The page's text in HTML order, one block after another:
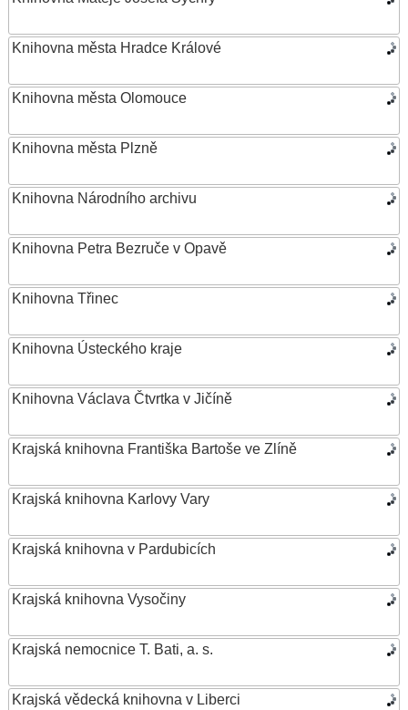
Knihovna města Hradce Králové
Knihovna města Olomouce
Knihovna města Plzně
Knihovna Národního archivu
Knihovna Petra Bezruče v Opavě
Knihovna Třinec
Knihovna Ústeckého kraje
Knihovna Václava Čtvrtka v Jičíně
Krajská knihovna Františka Bartoše ve Zlíně
Krajská knihovna Karlovy Vary
Krajská knihovna v Pardubicích
Krajská knihovna Vysočiny
Krajská nemocnice T. Bati, a. s.
Krajská vědecká knihovna v Liberci